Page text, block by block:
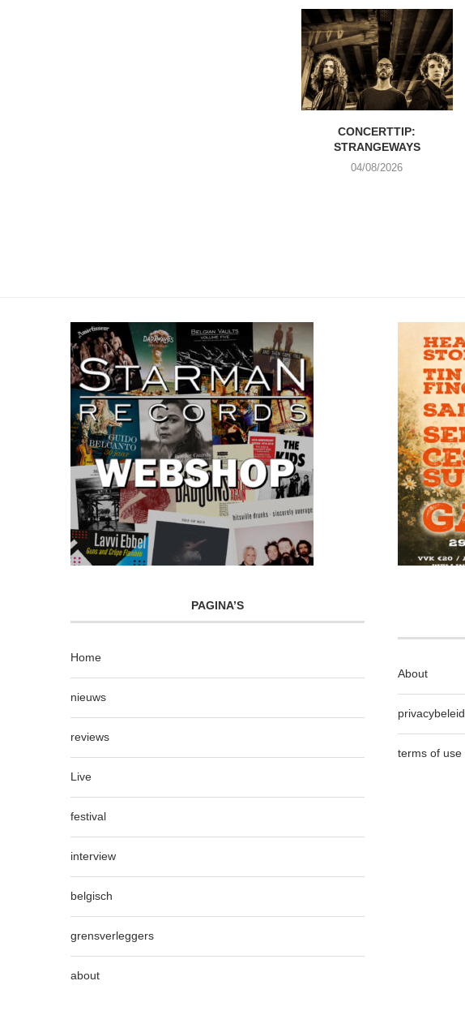
CONCERTTIP:
STRANGEWAYS
04/08/2026
PAGINA’S
Home
nieuws
reviews
Live
festival
interview
belgisch
grensverleggers
about
About
privacybeleid
terms of use